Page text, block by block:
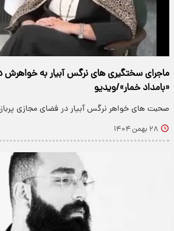
ماجرای سختگیری های نرگس آبیار به
«بامداد خمار»/ویدیو
صحبت های خواهر نرگس آبیار در فضای مجازی
۲۸ بهمن ۱۴۰۴